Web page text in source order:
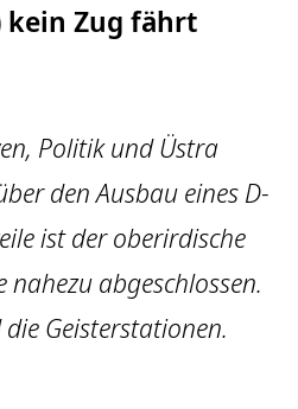
kein Zug fährt
Politik und Üstra
den Ausbau eines D-
ist der oberirdische
nahezu abgeschlossen.
Geisterstationen.